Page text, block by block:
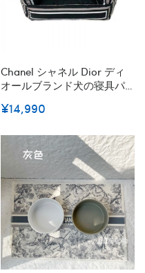
Chanel シャネル Dior ディ
オールブランド犬の寝具パ
マットブランドペット用マ
犬用クッションふわふわ柔
¥14,990